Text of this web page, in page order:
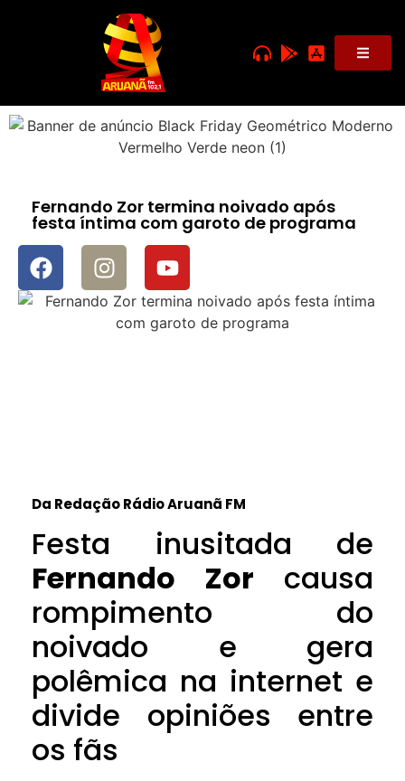
Fernando Zor termina noivado após
festa íntima com garoto de programa
Da Redação Rádio Aruanã FM
Festa inusitada de
Fernando Zor causa
rompimento do
noivado e gera
polêmica na internet e
divide opiniões entre
os fãs